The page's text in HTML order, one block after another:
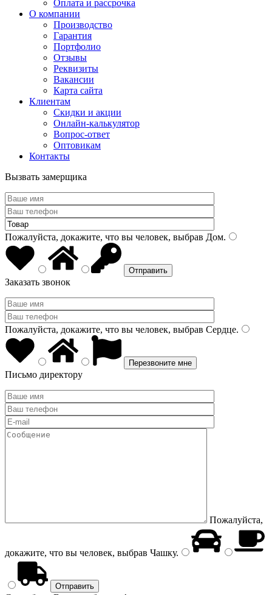
Оплата и рассрочка
О компании
Производство
Гарантия
Портфолио
Отзывы
Реквизиты
Вакансии
Карта сайта
Клиентам
Скидки и акции
Онлайн-калькулятор
Вопрос-ответ
Оптовикам
Контакты
Вызвать замерщика
Пожалуйста, докажите, что вы человек, выбрав Дом.
Заказать звонок
Пожалуйста, докажите, что вы человек, выбрав Сердце.
Письмо директору
Пожалуйста,
докажите, что вы человек, выбрав Чашку.